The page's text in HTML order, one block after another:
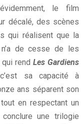
le film
décalé, des scènes
qui réalisent que la
de cesse de les
rend Les Gardiens
sa capacité à
ans séparent son
en respectant un
une trilogie